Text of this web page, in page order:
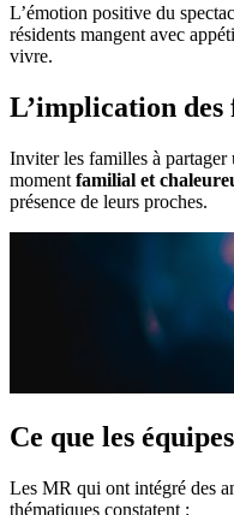
L’émotion positive du
résidents mangent avec
vivre.
L’implication des
Inviter les familles à partager
moment familial et
présence de leurs proches.
Ce que les
Les MR qui ont intégré des
thématiques constatent :